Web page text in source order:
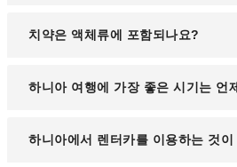
네, 포함됩니다.
치약은 액체류에 포함되나요?
네, 포함됩니다.
하니아 여행에 가장 좋은 시기는 언
봄(4~6월)과 가을(9~10월)은 기
하니아에서 렌터카를 이용하는 것